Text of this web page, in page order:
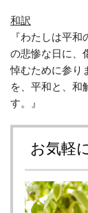
和訳
『わたしは平
の悲惨な⽇に、
悼むために参り
を、平和と、和
す。』
お気軽